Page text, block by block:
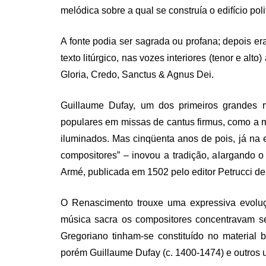
melódica sobre a qual se construía o edifício
A fonte podia ser sagrada ou profana; depois
texto litúrgico, nas vozes interiores (tenor e
Gloria, Credo, Sanctus & Agnus Dei.
Guillaume Dufay, um dos primeiros grandes
populares em missas de cantus firmus, como a
iluminados. Mas cinqüenta anos de pois, já na
compositores” – inovou a tradição, alargando
Armé, publicada em 1502 pelo editor Petrucci
O Renascimento trouxe uma expressiva
música sacra os compositores concentravam
Gregoriano tinham-se constituído no material
porém Guillaume Dufay (c. 1400-1474) e